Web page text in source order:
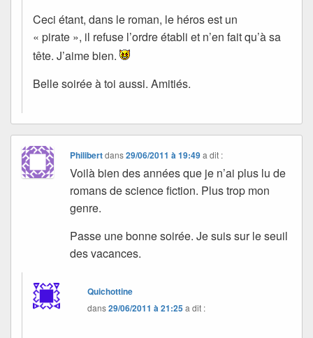
Ceci étant, dans le roman, le héros est un
« pirate », il refuse l’ordre établi et n’en fait qu’à sa
tête. J’aime bien.
Belle soirée à toi aussi. Amitiés.
Philibertdans29/06/2011 à 19:49 a dit :
Voilà bien des années que je n’ai plus lu de
romans de science fiction. Plus trop mon
genre.
Passe une bonne soirée. Je suis sur le seuil
des vacances.
Quichottine
dans29/06/2011 à 21:25a dit :